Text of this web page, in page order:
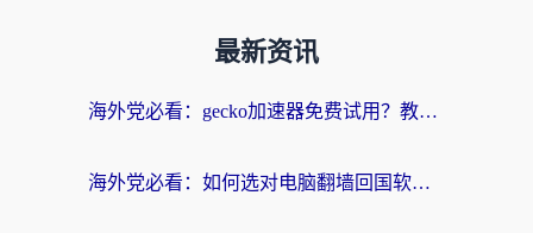
最新资讯
海外党必看：gecko加速器免费试用？教你选对回国加速器，无缝刷国内剧玩游戏
海外党必看：如何选对电脑翻墙回国软件，轻松解锁国内资源？